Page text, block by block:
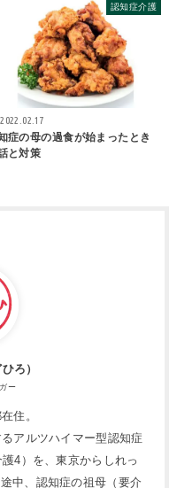
認知症介護
2022.02.17
症の母の過食が始まったとき
と対策
ろ）
ー
住。
アルツハイマー型認知症
4）を、東京からしれっ
中、認知症の祖母（要介